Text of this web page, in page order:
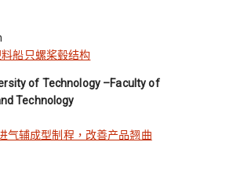
船只螺桨毂结构
of Technology –Faculty of
Technology
气辅成型制程，改善产品翘曲